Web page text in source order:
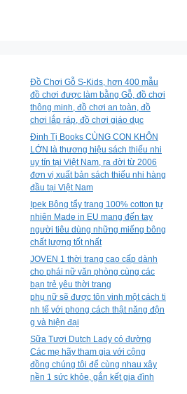
Đồ Chơi Gỗ S-Kids, hơn 400 mẫu
đồ chơi được làm bằng Gỗ, đồ chơi
thông minh, đồ chơi an toàn, đồ
chơi lắp ráp, đồ chơi giáo dục
Đinh Tị Books CÙNG CON KHÔN
LỚN là thương hiệu sách thiếu nhi
uy tín tại Việt Nam, ra đời từ 2006
đơn vị xuất bản sách thiếu nhi hàng
đầu tại Việt Nam
Ipek Bông tẩy trang 100% cotton tự
nhiên Made in EU mang đến tay
người tiêu dùng những miếng bông
chất lượng tốt nhất
JOVEN 1 thời trang cao cấp dành
cho phái nữ văn phòng cùng các
bạn trẻ yêu thời trang
phụ nữ sẽ được tôn vinh một cách ti
nh tế với phong cách thật năng độn
g và hiện đại
Sữa Tươi Dutch Lady có đường
Các mẹ hãy tham gia với cộng
đồng chúng tôi để cùng nhau xây
nền 1 sức khỏe, gắn kết gia đình